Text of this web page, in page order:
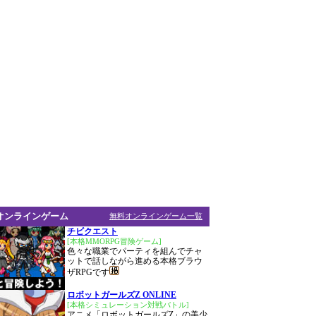
無料オンラインゲーム一覧
ンラインゲーム
チビクエスト
[本格MMORPG冒険ゲーム]
色々な職業でパーティを組んでチャ
ットで話しながら進める本格ブラウ
ザRPGです
ロボットガールズZ ONLINE
[本格シミュレーション対戦バトル]